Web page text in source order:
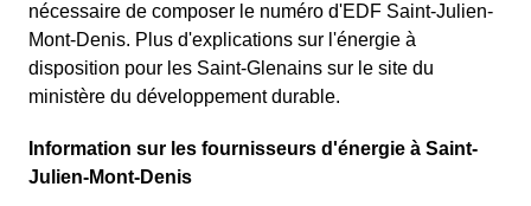
nécessaire de composer le numéro d'EDF Saint-Julien-
Mont-Denis. Plus d'explications sur l'énergie à
disposition pour les Saint-Glenains sur le site du
ministère du développement durable.
Information sur les fournisseurs d'énergie à Saint-
Julien-Mont-Denis